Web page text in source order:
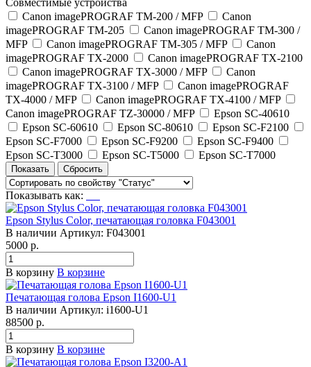
Canon imagePROGRAF TM-200 / MFP
Canon
imagePROGRAF TM-205
Canon imagePROGRAF TM-300 /
MFP
Canon imagePROGRAF TM-305 / MFP
Canon
imagePROGRAF TX-2000
Canon imagePROGRAF TX-2100
Canon imagePROGRAF TX-3000 / MFP
Canon
imagePROGRAF TX-3100 / MFP
Canon imagePROGRAF
TX-4000 / MFP
Canon imagePROGRAF TX-4100 / MFP
Canon imagePROGRAF TZ-30000 / MFP
Epson SC-40610
Epson SC-60610
Epson SC-80610
Epson SC-F2100
Epson SC-F7000
Epson SC-F9200
Epson SC-F9400
Epson SC-T3000
Epson SC-T5000 Epson SC-T7000
Показывать как:
Epson Stylus Color, печатающая головка F043001
В наличии Артикул: F043001
5000 р.
В корзину В корзине
Печатающая голова Epson I1600-U1
В наличии Артикул: i1600-U1
88500 р.
В корзину В корзине